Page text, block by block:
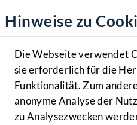
Hilfe
Benutzer
Navigationsmenü
MENÜ
Hinweise zu
Die Webseite verwendet
sie erforderlich für die
Funktionalität. Zum
anonyme Analyse der
zu Analysezwecken
Ausschussberatungen NR
Plenarberatungen NR